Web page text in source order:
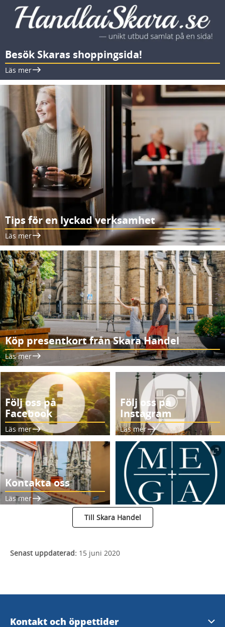
Besök Skaras shoppingsida!
Läs mer
Tips för en lyckad verksamhet
Läs mer
Köp presentkort från Skara Handel
Läs mer
Följ oss på
Facebook
Läs mer
Följ oss på
Instagram
Läs mer
Kontakta oss
Läs mer
Till Skara Handel
Senast uppdaterad: 15 juni 2020
Kontakt och öppettider